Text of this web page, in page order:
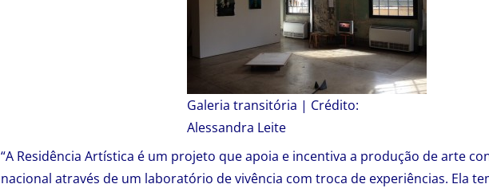
Galeria transitória | Crédito:
Alessandra Leite
“A Residência Artística é um projeto que apoia e incentiva a produção de arte
nacional através de um laboratório de vivência com troca de experiências. Ela